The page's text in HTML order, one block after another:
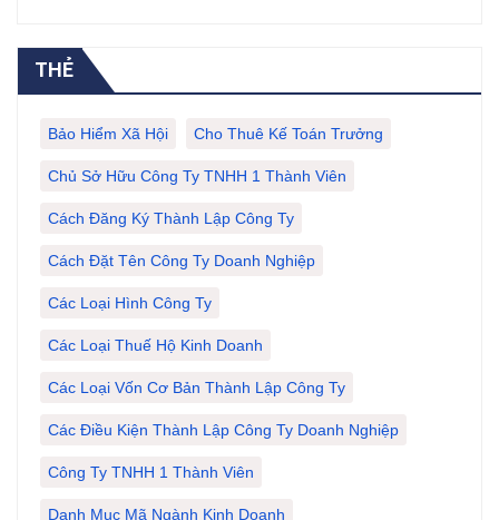
THẺ
Bảo Hiểm Xã Hội Cho Thuê Kế Toán Trưởng
Chủ Sở Hữu Công Ty TNHH 1 Thành Viên
Cách Đăng Ký Thành Lập Công Ty
Cách Đặt Tên Công Ty Doanh Nghiệp
Các Loại Hình Công Ty
Các Loại Thuế Hộ Kinh Doanh
Các Loại Vốn Cơ Bản Thành Lập Công Ty
Các Điều Kiện Thành Lập Công Ty Doanh Nghiệp
Công Ty TNHH 1 Thành Viên
Danh Mục Mã Ngành Kinh Doanh